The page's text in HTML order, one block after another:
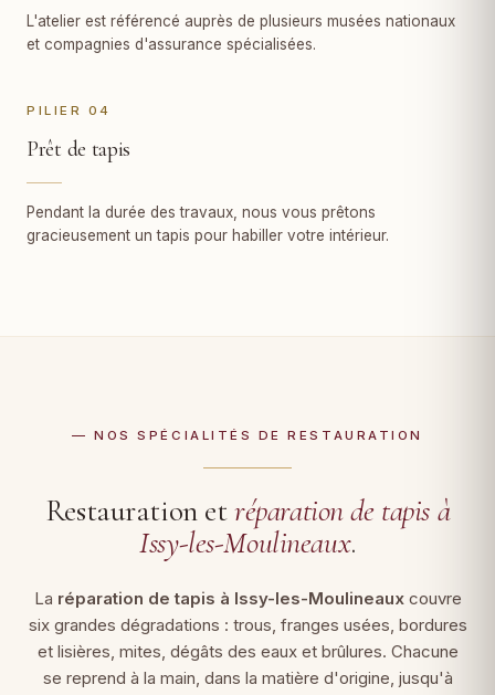
L'atelier est référencé auprès de plusieurs musées nationaux
et compagnies d'assurance spécialisées.
PILIER 04
Prêt de tapis
Pendant la durée des travaux, nous vous prêtons
gracieusement un tapis pour habiller votre intérieur.
— NOS SPÉCIALITÉS DE RESTAURATION
Restauration etréparation de tapis à
Issy-les-Moulineaux.
La réparation de tapis à Issy-les-Moulineauxcouvre
six grandes dégradations : trous, franges usées, bordures
et lisières, mites, dégâts des eaux et brûlures. Chacune
se reprend à la main, dans la matière d'origine, jusqu'à